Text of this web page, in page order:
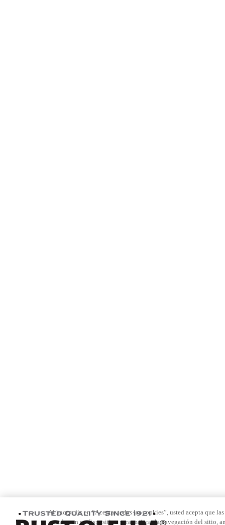
Al hacer clic en “Aceptar todas las cookies”, usted acepta que
guarden en su dispositivo para mejorar la navegación del sitio,